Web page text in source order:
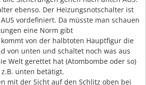
ebenso. Der Heizungsnotschalter ist
vordefiniert. Da müsste man schauen
eine Norm gibt
von der halbtoten Hauptfigur die
von unten und schaltet noch was aus
Welt gerettet hat (Atombombe oder so)
unten betätigt.
mit der Sicht auf den Schlitz oben bei